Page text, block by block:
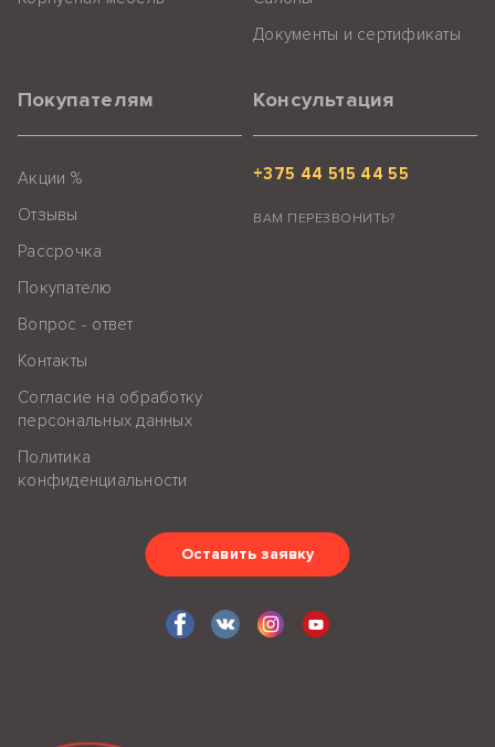
Документы и сертификаты
Покупателям
Акции %
Отзывы
Рассрочка
Покупателю
Вопрос - ответ
Контакты
Согласие на обработку
персональных данных
Политика
конфиденциальности
Консультация
+375 44 515 44 55
ВАМ ПЕРЕЗВОНИТЬ?
Оставить заявку